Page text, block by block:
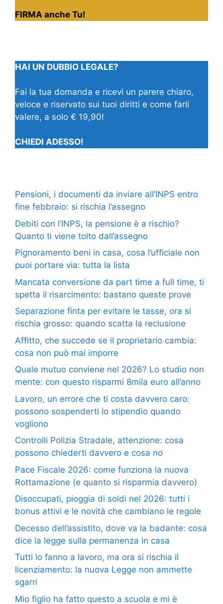
FIRMA anche Tu!
HAI UN DUBBIO LEGALE?
Fai la tua domanda e ricevi un parere chiaro,
veloce e riservato sui tuoi diritti e come farli
valere, a solo € 19,90!
CHIEDI ADESSO!
Pensioni, i documenti da inviare all’INPS entro
fine febbraio: si rischia l’assegno
Debiti con l’INPS, la pensione è a rischio?
Quanto ti viene tolto dall’assegno
Pignoramento beni in casa, cosa l’ufficiale non
puoi portare via: tutta la lista
Mancata conversione da part time a full time, ti
spetta il risarcimento: bastano queste prove
Separazione finta per evitare le tasse, ora si
rischia grosso: quando scatta la reclusione
Affitto, che succede se il proprietario cambia:
cosa non può mai imporre
Quale mutuo conviene nel 2026? Lo studio non
mente: con questo risparmi 8mila euro all’anno
Lavoro, un errore che ti costa davvero caro:
possono sospenderti lo stipendio quando
vogliono
Controlli Polizia Stradale, attenzione: cosa
possono chiederti davvero e cosa no
Pace Fiscale 2026: come funziona la nuova
Rottamazione (e quanto si risparmia davvero)
Disoccupati, pioggia di soldi nel 2026: tutti i
bonus attivi e le novità che cambiano le regole
Decesso dell’assistito, dove va la badante: cosa
dice la legge sulla permanenza in casa
Tutti lo fanno a lavoro, ma ora si rischia il
licenziamento: la nuova Legge non ammette
sgarri
Mio figlio ha fatto questo a scuola e mi è